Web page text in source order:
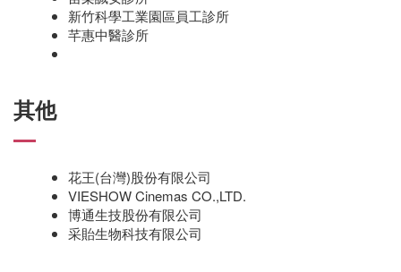
新竹科學工業園區員工診所
芊惠中醫診所
其他
花王(台灣)股份有限公司
VIESHOW Cinemas CO.,LTD.
博通生技股份有限公司
采貽生物科技有限公司